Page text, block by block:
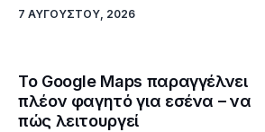
7 ΑΥΓΟΎΣΤΟΥ, 2026
Το Google Maps παραγγέλνει
πλέον φαγητό για εσένα – να
πώς λειτουργεί